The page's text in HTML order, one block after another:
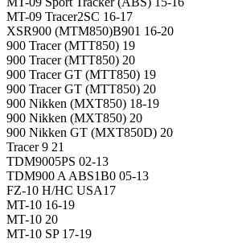
MT-09 Tracer2SC 16-17
XSR900 (MTM850)B901 16-20
900 Tracer (MTT850) 19
900 Tracer (MTT850) 20
900 Tracer GT (MTT850) 19
900 Tracer GT (MTT850) 20
900 Nikken (MXT850) 18-19
900 Nikken (MXT850) 20
900 Nikken GT (MXT850D) 20
Tracer 9 21
TDM9005PS 02-13
TDM900 A ABS1B0 05-13
FZ-10 H/HC USA17
MT-10 16-19
MT-10 20
MT-10 SP 17-19